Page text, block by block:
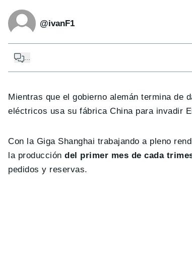
@ivanF1
...
Mientras que el gobierno alemán termina de
eléctricos usa su fábrica China para invadir
Con la Giga Shanghai trabajando a pleno
la produccióndel primer mes de cada
pedidos y reservas.